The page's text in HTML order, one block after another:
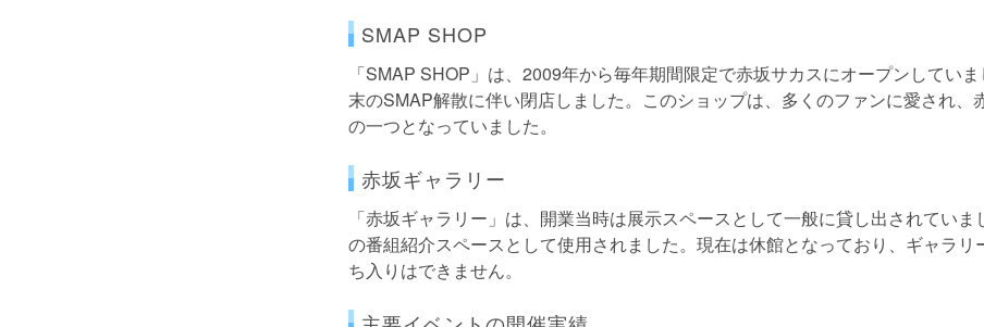
SMAP SHOP
「SMAP SHOP」は、2009年から毎年期間限定で赤坂サカスにオープンしてい
末のSMAP解散に伴い閉店しました。このショップは、多くのファンに愛され、
の一つとなっていました。
赤坂ギャラリー
「赤坂ギャラリー」は、開業当時は展示スペースとして一般に貸し出されてい
の番組紹介スペースとして使用されました。現在は休館となっており、ギャラリ
ち入りはできません。